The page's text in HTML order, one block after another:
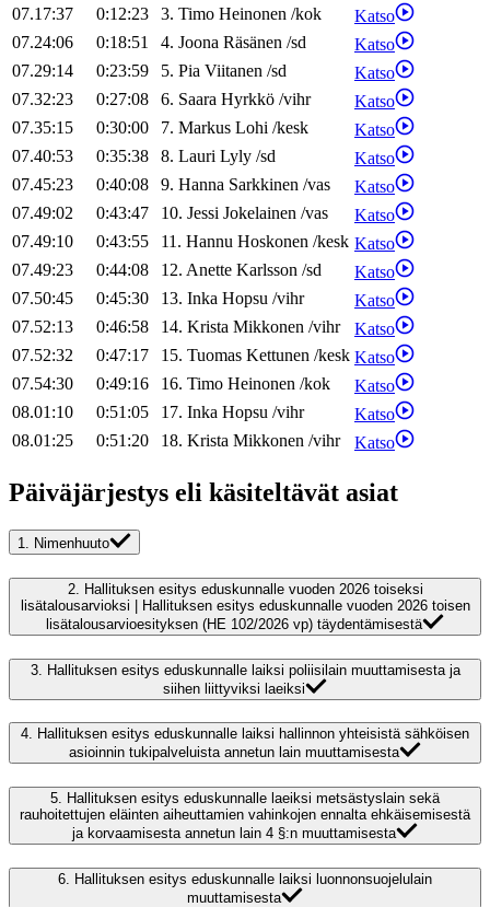
07.17:37
0:12:23 3. Timo Heinonen /kok
Katso
07.24:06
0:18:51 4. Joona Räsänen /sd
Katso
07.29:14
0:23:59 5. Pia Viitanen /sd
Katso
07.32:23
0:27:08 6. Saara Hyrkkö /vihr
Katso
07.35:15
0:30:00 7. Markus Lohi /kesk
Katso
07.40:53
0:35:38 8. Lauri Lyly /sd
Katso
07.45:23
0:40:08 9. Hanna Sarkkinen /vas
Katso
07.49:02
0:43:47 10. Jessi Jokelainen /vas
Katso
07.49:10
0:43:55 11. Hannu Hoskonen /kesk Katso
07.49:23
0:44:08 12. Anette Karlsson /sd
Katso
07.50:45
0:45:30 13. Inka Hopsu /vihr
Katso
07.52:13
0:46:58 14. Krista Mikkonen /vihr
Katso
07.52:32
0:47:17 15. Tuomas Kettunen /kesk Katso
07.54:30
0:49:16 16. Timo Heinonen /kok
Katso
08.01:10
0:51:05 17. Inka Hopsu /vihr
Katso
08.01:25
0:51:20 18. Krista Mikkonen /vihr Katso
Päiväjärjestys eli käsiteltävät asiat
1. Nimenhuuto
2. Hallituksen esitys eduskunnalle vuoden 2026 toiseksi
lisätalousarvioksi | Hallituksen esitys eduskunnalle vuoden 2026 toisen
lisätalousarvioesityksen (HE 102/2026 vp) täydentämisestä
3. Hallituksen esitys eduskunnalle laiksi poliisilain muuttamisesta ja
siihen liittyviksi laeiksi
4. Hallituksen esitys eduskunnalle laiksi hallinnon yhteisistä sähköisen
asioinnin tukipalveluista annetun lain muuttamisesta
5. Hallituksen esitys eduskunnalle laeiksi metsästyslain sekä
rauhoitettujen eläinten aiheuttamien vahinkojen ennalta ehkäisemisestä
ja korvaamisesta annetun lain 4 §:n muuttamisesta
6.
Hallituksen esitys eduskunnalle laiksi luonnonsuojelulain
muuttamisesta